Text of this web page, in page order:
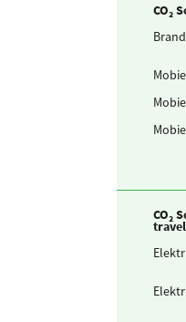
CO₂
CO₂
travel